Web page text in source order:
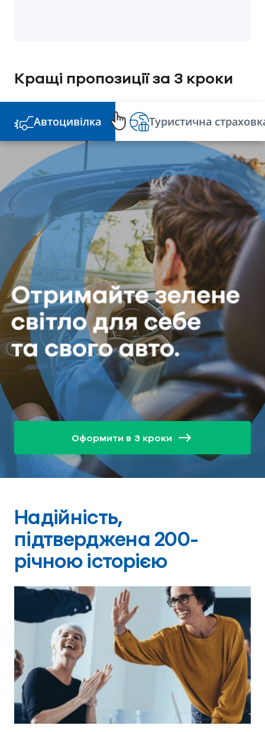
Кращі пропозиції за З кроки
Автоцивілка Туристична
Оформити в 3 кроки
Надійність,
підтверджена 200-
річною історією